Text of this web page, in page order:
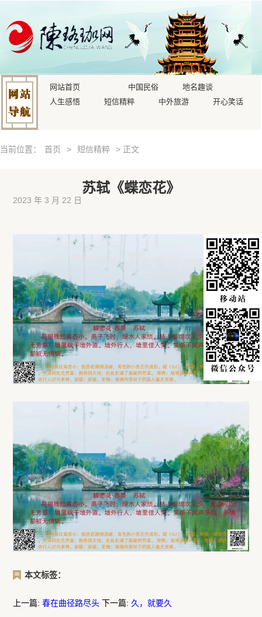
网站首页 中国民俗
地名趣谈
人生感悟
短信精粹 中外旅游 开心笑话
当前位置： 首页 > 短信精粹 > 正文
苏轼《蝶恋花》
2023 年 3 月 22 日
本文标签：
上一篇:春在曲径路尽头 下一篇:久，就要久